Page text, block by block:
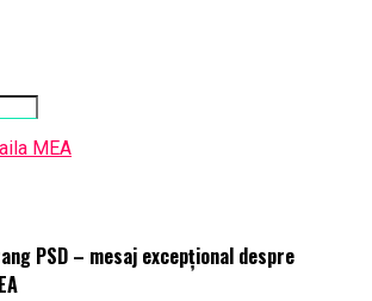
PSD – mesaj excepțional despre